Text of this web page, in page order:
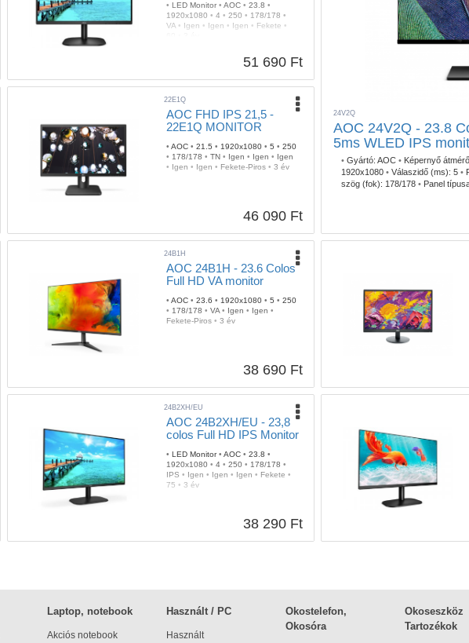
24V2Q
AOC 24V2Q - 23.8
5ms WLED IPS
• Gyártó: AOC • Képernyő
1920x1080 • Válaszidő (ms): 5 •
szög (fok): 178/178 • Panel
• LED Monitor • AOC • 23.8 •
1920x1080 • 4 • 250 • 178/178 •
VA • Igen • Igen • Igen • Fekete •
51 690 Ft
22E1Q
AOC FHD IPS 21,5 -
22E1Q MONITOR
• AOC • 21.5 • 1920x1080 • 5 • 250
• 178/178 • TN • Igen • Igen • Igen
• Igen • Igen • Fekete-Piros • 3 év
46 090 Ft
24B1H
AOC 24B1H - 23.6 Colos
Full HD VA monitor
• AOC • 23.6 • 1920x1080 • 5 • 250
• 178/178 • VA • Igen • Igen •
Fekete-Piros • 3 év
38 690 Ft
24B2XH/EU
AOC 24B2XH/EU - 23,8
colos Full HD IPS Monitor
• LED Monitor • AOC • 23.8 •
1920x1080 • 4 • 250 • 178/178 •
IPS • Igen • Igen • Igen • Fekete •
75 • 3 év
38 290 Ft
Laptop, notebook
Akciós notebook
Használt / PC
Használt
Okostelefon,
Okosóra
Okoseszköz
Tartozékok